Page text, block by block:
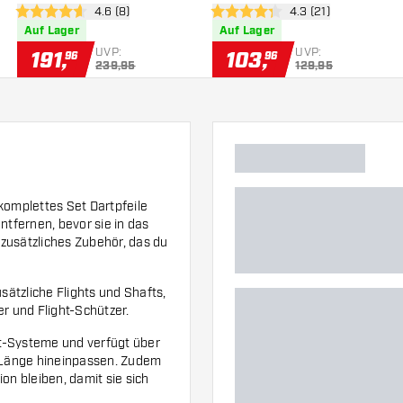
öffnen Bewertungsbereich öffnen
4.6 Bewertungssterne
4.6 (8)
Auf Lager
191,96 UVP:
239,95
Bewertungsbereich
4.3 Bewertungssterne
4.3 (21)
Auf Lager
103,96 UVP:
129,95
Set Dartpfeile
bevor sie in das
Zubehör, das du
Flights und Shafts,
und Flight-Schützer.
Systeme und verfügt über
hineinpassen. Zudem
bleiben, damit sie sich